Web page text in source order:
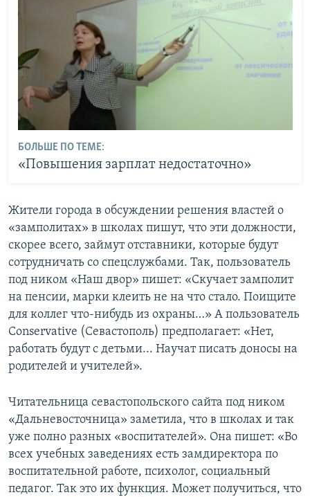
БОЛЬШЕ ПО ТЕМЕ:
«Повышения зарплат недостаточно»
Жители города в обсуждении решения властей о
«замполитах» в школах пишут, что эти должности,
скорее всего, займут отставники, которые будут
сотрудничать со спецслужбами. Так, пользователь
под ником «Наш двор» пишет: «Скучает замполит
на пенсии, марки клеить не на что стало. Поищите
для коллег что-нибудь из охраны…» А пользователь
Conservative (Севастополь) предполагает: «Нет,
работать будут с детьми... Научат писать доносы на
родителей и учителей».
Читательница севастопольского сайта под ником
«Дальневосточница» заметила, что в школах и так
уже полно разных «воспитателей». Она пишет: «Во
всех учебных заведениях есть замдиректора по
воспитательной работе, психолог, социальный
педагог. Так это их функция. Может получиться, что